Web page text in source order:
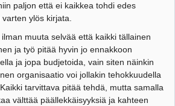
paljon että ei kaikkea tohdi edes
varten ylös kirjata.
muuta selvää että kaikki tällainen
ja työ pitää hyvin jo ennakkoon
ja jopa budjetoida, vain siten näinkin
organisaatio voi jollakin tehokkuudella
tarvittava pitää tehdä, mutta samalla
välttää päällekkäisyyksiä ja kahteen